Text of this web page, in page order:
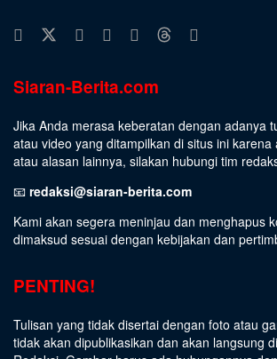
Siaran-Berita.com
Jika Anda merasa keberatan dengan adanya
atau video yang ditampilkan di situs ini karena
atau alasan lainnya, silakan hubungi tim
📧 redaksi@siaran-berita.com
Kami akan segera meninjau dan menghapus
dimaksud sesuai dengan kebijakan dan
PENTING!
Tulisan yang tidak disertai dengan foto atau
tidak akan dipublikasikan dan akan langsung